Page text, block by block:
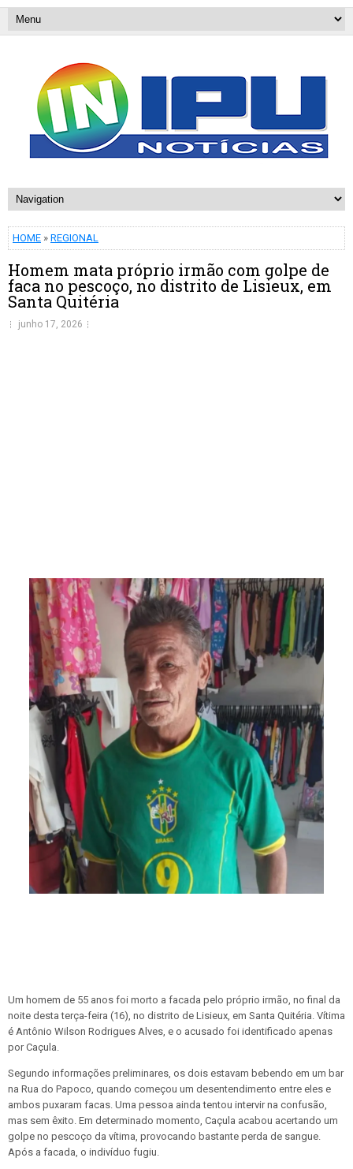
HOME » REGIONAL
Homem mata próprio irmão com golpe de
faca no pescoço, no distrito de Lisieux, em
Santa Quitéria
junho 17, 2026
Um homem de 55 anos foi morto a facada pelo próprio irmão, no final da
noite desta terça-feira (16), no distrito de Lisieux, em Santa Quitéria. Vítima
é Antônio Wilson Rodrigues Alves, e o acusado foi identificado apenas
por Caçula.
Segundo informações preliminares, os dois estavam bebendo em um bar
na Rua do Papoco, quando começou um desentendimento entre eles e
ambos puxaram facas. Uma pessoa ainda tentou intervir na confusão,
mas sem êxito. Em determinado momento, Caçula acabou acertando um
golpe no pescoço da vítima, provocando bastante perda de sangue.
Após a facada, o indivíduo fugiu.